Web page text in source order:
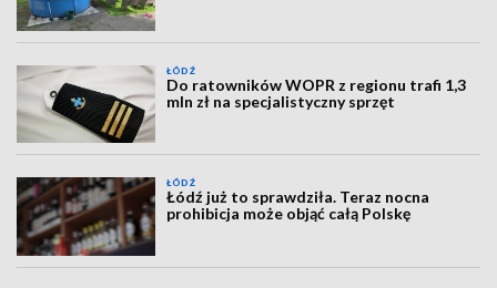
ŁÓDŹ
Do ratowników WOPR z regionu trafi 1,3
mln zł na specjalistyczny sprzęt
ŁÓDŹ
Łódź już to sprawdziła. Teraz nocna
prohibicja może objąć całą Polskę